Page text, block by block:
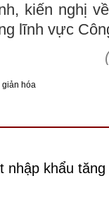
kiến nghị
lĩnh vực
giản hóa
nhập khẩu